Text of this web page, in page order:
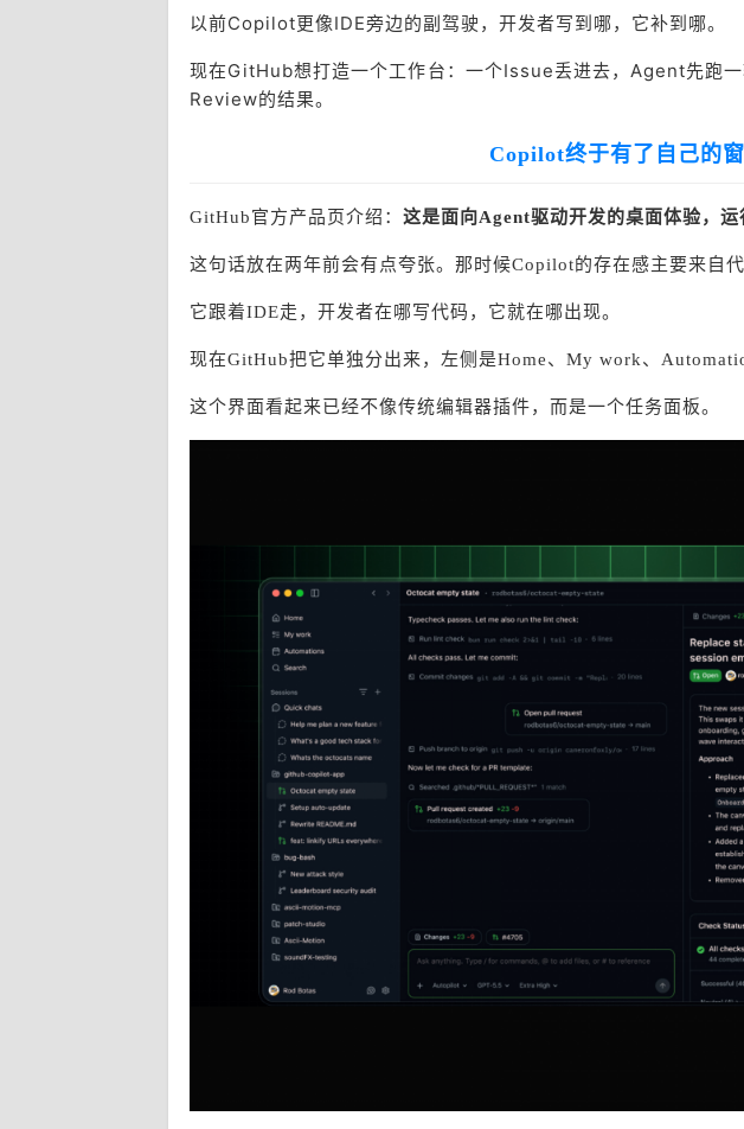
以前Copilot更像IDE旁边的副驾驶，开发者写到哪，它补到哪。
现在GitHub想打造一个工作台：一个Issue丢进去，Agent先跑
Review的结果。
Copilot终于有了自己的
GitHub官方产品页介绍： 这是面向Agent驱动开发的桌面体验，
这句话放在两年前会有点夸张。那时候Copilot的存在感主要来自代
它跟着IDE走，开发者在哪写代码，它就在哪出现。
现在GitHub把它单独分出来，左侧是Home、My work、
这个界面看起来已经不像传统编辑器插件，而是一个任务面板。